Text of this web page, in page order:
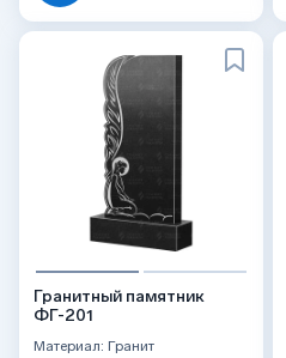
Гранитный памятник
ФГ-201
Материал: Гранит